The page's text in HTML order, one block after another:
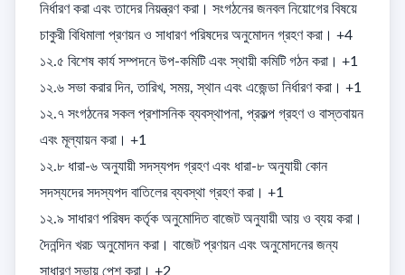
নির্ধারণ করা এবং তাদের নিয়ন্ত্রণ করা। সংগঠনের জনবল নিয়োগের বিষয়ে
চাকুরী বিধিমালা প্রণয়ন ও সাধারণ পরিষদের অনুমোদন গ্রহণ করা। +4
১২.৫ বিশেষ কার্য সম্পদনে উপ-কমিটি এবং স্থায়ী কমিটি গঠন করা। +1
১২.৬ সভা করার দিন, তারিখ, সময়, স্থান এবং এজেন্ডা নির্ধারণ করা। +1
১২.৭ সংগঠনের সকল প্রশাসনিক ব্যবস্থাপনা, প্রকল্প গ্রহণ ও বাস্তবায়ন
এবং মূল্যায়ন করা। +1
১২.৮ ধারা-৬ অনুযায়ী সদস্যপদ গ্রহণ এবং ধারা-৮ অনুযায়ী কোন
সদস্যদের সদস্যপদ বাতিলের ব্যবস্থা গ্রহণ করা। +1
১২.৯ সাধারণ পরিষদ কর্তৃক অনুমোদিত বাজেট অনুযায়ী আয় ও ব্যয় করা।
দৈনন্দিন খরচ অনুমোদন করা। বাজেট প্রণয়ন এবং অনুমোদনের জন্য
সাধারণ সভায় পেশ করা। +2